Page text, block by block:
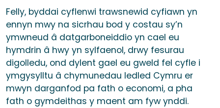
Felly, byddai cyflenwi trawsnewid cyfiawn yn
ennyn mwy na sicrhau bod y costau sy’n
ymwneud â datgarboneiddio yn cael eu
hymdrin â hwy yn sylfaenol, drwy fesurau
digolledu, ond dylent gael eu gweld fel cyfle i
ymgysylltu â chymunedau ledled Cymru er
mwyn darganfod pa fath o economi, a pha
fath o gymdeithas y maent am fyw ynddi.